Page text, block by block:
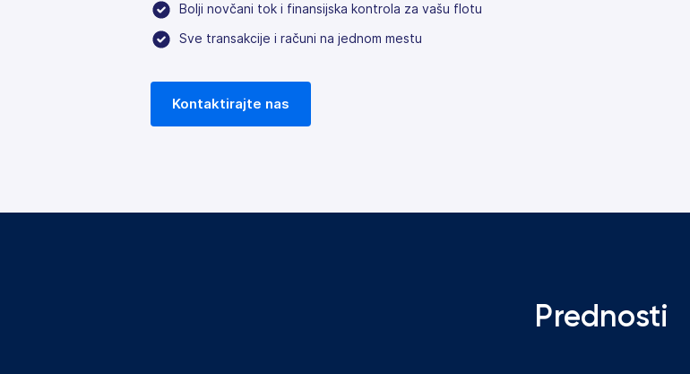
Bolji novčani tok i finansijska kontrola za vašu flotu
Sve transakcije i računi na jednom mestu
Kontaktirajte nas
Prednosti